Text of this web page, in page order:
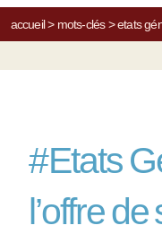
accueil> mots-clés> etats
#Etats
l’offre